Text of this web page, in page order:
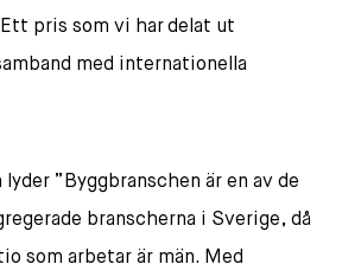
pris som vi har delat ut
med internationella
”Byggbranschen är en av de
branscherna i Sverige, då
som arbetar är män. Med